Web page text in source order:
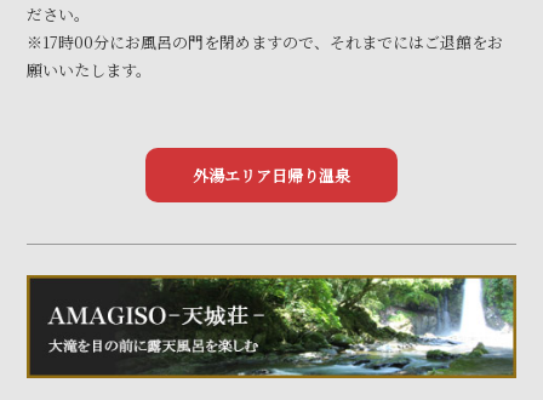
ださい。
※17時00分にお風呂の門を閉めますので、それまでにはご退館をお
願いいたします。
外湯エリア日帰り温泉